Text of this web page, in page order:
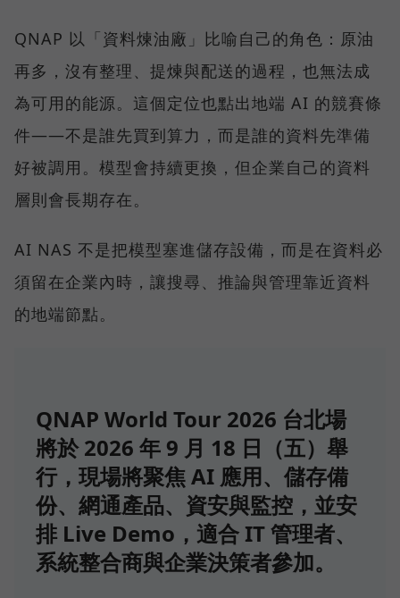
QNAP 以「資料煉油廠」比喻自己的角色：原油
再多，沒有整理、提煉與配送的過程，也無法成
為可用的能源。這個定位也點出地端 AI 的競賽條
件——不是誰先買到算力，而是誰的資料先準備
好被調用。模型會持續更換，但企業自己的資料
層則會長期存在。
AI NAS 不是把模型塞進儲存設備，而是在資料必
須留在企業內時，讓搜尋、推論與管理靠近資料
的地端節點。
QNAP World Tour 2026 台北場
將於 2026 年 9 月 18 日（五）舉
行，現場將聚焦 AI 應用、儲存備
份、網通產品、資安與監控，並安
排 Live Demo，適合 IT 管理者、
系統整合商與企業決策者參加。